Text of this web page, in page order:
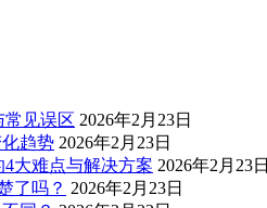
常见误区 2026年2月23日
趋势 2026年2月23日
大难点与解决方案 2026年2月23日
了吗？ 2026年2月23日